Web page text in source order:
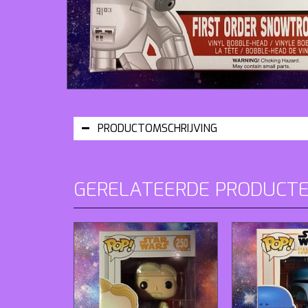
PRODUCTOMSCHRIJVING
GERELATEERDE